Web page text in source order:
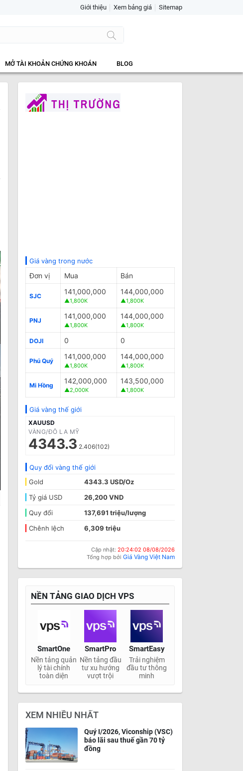
Giới thiệu Xem bảng giá Sitemap
MỞ TÀI KHOẢN CHỨNG KHOÁN BLOG
Giá vàng trong nước
Đơn vị Mua Bán
SJC
141,000,000
▲1,800K
144,000,000
▲1,800K
PNJ
141,000,000
▲1,800K
144,000,000
▲1,800K
DOJI 0 0
Phú Quý
141,000,000
▲1,800K
144,000,000
▲1,800K
Mi Hồng
142,000,000
▲2,000K
143,500,000
▲1,800K
Giá vàng thế giới
XAUUSD
VÀNG/ĐÔ LA MỸ
4343.3 2.406(102)
Quy đổi vàng thế giới
Gold
4343.3 USD/Oz
Tỷ giá USD
26,200 VND
Quy đổi
137,691 triệu/lượng
Chênh lệch
6,309 triệu
Cập nhật: 20:24:02 08/08/2026
Tổng hợp bởi Giá Vàng Việt Nam
NỀN TẢNG GIAO DỊCH VPS
SmartOne SmartPro SmartEasy
Nền tảng quản
lý tài chính
toàn diện
Nền tảng đầu
tư xu hướng
vượt trội
Trải nghiệm
đầu tư thông
minh
XEM NHIỀU NHẤT
Quý I/2026, Viconship (VSC)
báo lãi sau thuế gần 70 tỷ
đồng